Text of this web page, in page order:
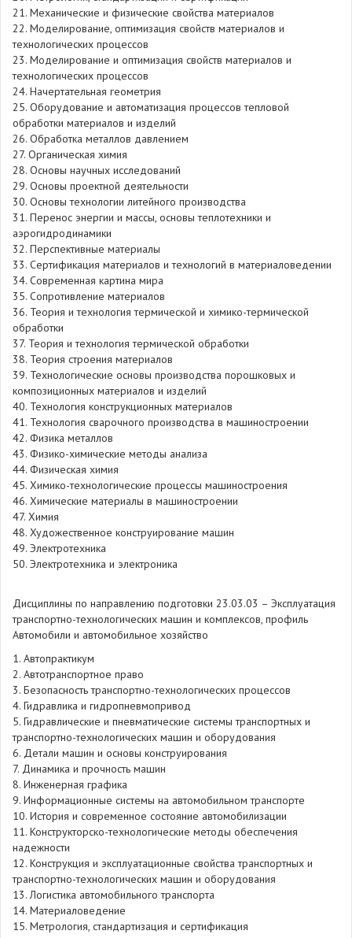
21. Механические и физические свойства материалов
22. Моделирование, оптимизация свойств материалов и
технологических процессов
23. Моделирование и оптимизация свойств материалов и
технологических процессов
24. Начертательная геометрия
25. Оборудование и автоматизация процессов тепловой
обработки материалов и изделий
26. Обработка металлов давлением
27. Органическая химия
28. Основы научных исследований
29. Основы проектной деятельности
30. Основы технологии литейного производства
31. Перенос энергии и массы, основы теплотехники и
аэрогидродинамики
32. Перспективные материалы
33. Сертификация материалов и технологий в материаловедении
34. Современная картина мира
35. Сопротивление материалов
36. Теория и технология термической и химико-термической
обработки
37. Теория и технология термической обработки
38. Теория строения материалов
39. Технологические основы производства порошковых и
композиционных материалов и изделий
40. Технология конструкционных материалов
41. Технология сварочного производства в машиностроении
42. Физика металлов
43. Физико-химические методы анализа
44. Физическая химия
45. Химико-технологические процессы машиностроения
46. Химические материалы в машиностроении
47. Химия
48. Художественное конструирование машин
49. Электротехника
50. Электротехника и электроника
Дисциплины по направлению подготовки 23.03.03 – Эксплуатация
транспортно-технологических машин и комплексов, профиль
Автомобили и автомобильное хозяйство
1. Автопрактикум
2. Автотранспортное право
3. Безопасность транспортно-технологических процессов
4. Гидравлика и гидропневмопривод
5. Гидравлические и пневматические системы транспортных и
транспортно-технологических машин и оборудования
6. Детали машин и основы конструирования
7. Динамика и прочность машин
8. Инженерная графика
9. Информационные системы на автомобильном транспорте
10. История и современное состояние автомобилизации
11. Конструкторско-технологические методы обеспечения
надежности
12. Конструкция и эксплуатационные свойства транспортных и
транспортно-технологических машин и оборудования
13. Логистика автомобильного транспорта
14. Материаловедение
15. Метрология, стандартизация и сертификация